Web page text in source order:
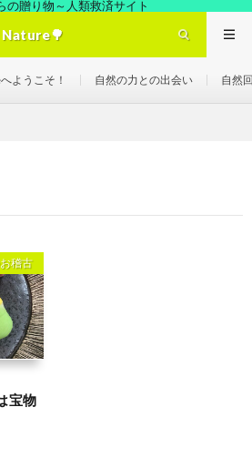
の贈り物～人類救済サイト
ようこそ！ 自然の力との出会い 自然
稽古
宝物